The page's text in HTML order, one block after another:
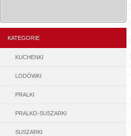
KATEGORIE
KUCHENKI
LODÓWKI
PRALKI
PRALKO-SUSZARKI
SUSZARKI